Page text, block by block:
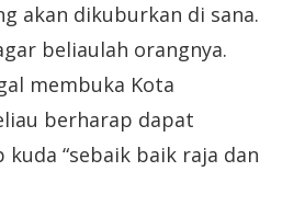
akan dikuburkan di sana.
beliaulah orangnya.
membuka Kota
berharap dapat
kuda “sebaik baik raja dan